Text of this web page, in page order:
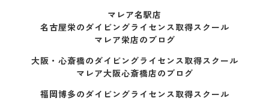
マレア名駅店
名古屋栄のダイビングライセンス取得スクール
マレア栄店のブログ
大阪・心斎橋のダイビングライセンス取得スクール
マレア大阪心斎橋店のブログ
福岡博多のダイビングライセンス取得スクール